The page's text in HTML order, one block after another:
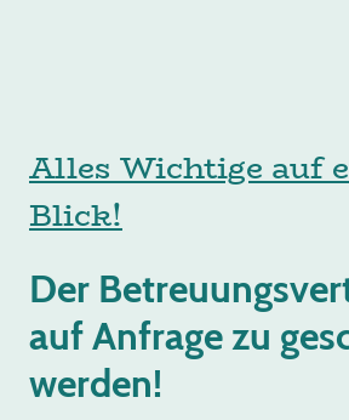
Alles Wichtige auf
Blick!
Der
auf Anfrage zu
werden!